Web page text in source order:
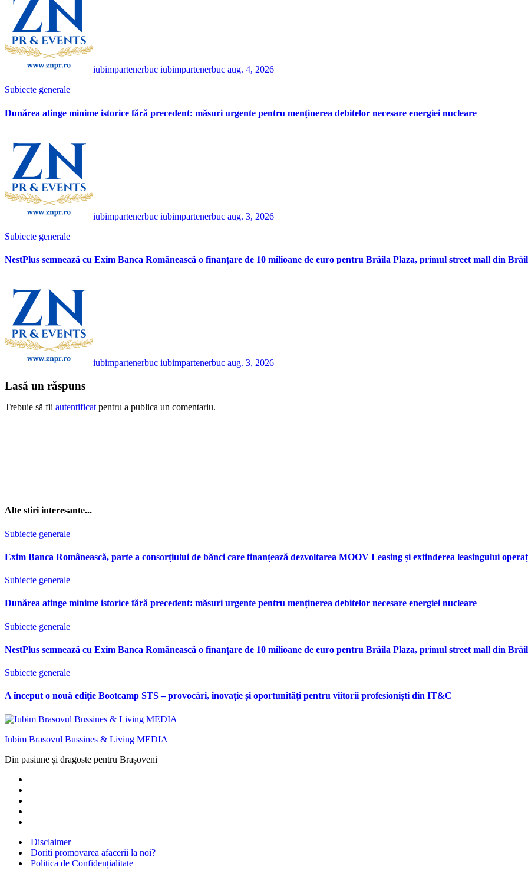
iubimpartenerbuc iubimpartenerbuc aug. 4, 2026
Subiecte generale
Dunărea atinge minime istorice fără precedent: măsuri urgente pentru menținerea debitelor necesare energiei nucleare
iubimpartenerbuc iubimpartenerbuc aug. 3, 2026
Subiecte generale
NestPlus semnează cu Exim Banca Românească o finanțare de 10 milioane de euro pentru Brăila Plaza, primul street mall din
iubimpartenerbuc iubimpartenerbuc aug. 3, 2026
Lasă un răspuns
Trebuie să fii autentificat pentru a publica un comentariu.
Alte stiri interesante...
Subiecte generale
Exim Banca Românească, parte a consorțiului de bănci care finanțează dezvoltarea MOOV Leasing și extinderea leasingului
Subiecte generale
Dunărea atinge minime istorice fără precedent: măsuri urgente pentru menținerea debitelor necesare energiei nucleare
Subiecte generale
NestPlus semnează cu Exim Banca Românească o finanțare de 10 milioane de euro pentru Brăila Plaza, primul street mall din
Subiecte generale
A început o nouă ediție Bootcamp STS – provocări, inovație și oportunități pentru viitorii profesioniști din IT&C
Iubim Brasovul Bussines & Living MEDIA
Din pasiune și dragoste pentru Brașoveni
Disclaimer
Doriti promovarea afacerii la noi?
Politica de Confidențialitate